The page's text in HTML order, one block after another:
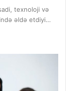
texnoloji və
əldə etdiyi…